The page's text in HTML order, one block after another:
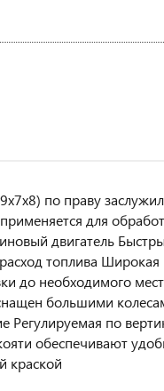
по праву
для
двигатель
топлива
до необходимого
большими
по
обеспечивают
краской